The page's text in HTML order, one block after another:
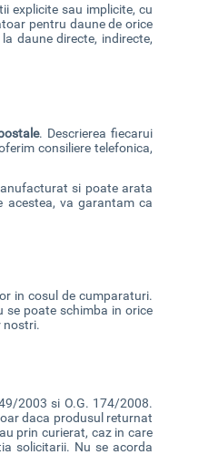
explicite sau implicite, cu
pentru daune de orice
daune directe, indirecte,
. Descrierea fiecarui
consiliere telefonica,
si poate arata
acestea, va garantam ca
in cosul de cumparaturi.
se poate schimba in orice
nostri.
2003 si O.G. 174/2008.
daca produsul returnat
prin curierat, caz in care
solicitarii. Nu se acorda